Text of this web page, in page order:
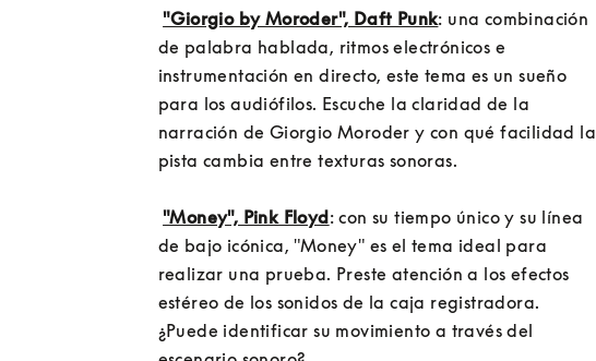
"Giorgio by Moroder", Daft Punk: una combinación
de palabra hablada, ritmos electrónicos e
instrumentación en directo, este tema es un sueño
para los audiófilos. Escuche la claridad de la
narración de Giorgio Moroder y con qué facilidad la
pista cambia entre texturas sonoras.
"Money", Pink Floyd: con su tiempo único y su línea
de bajo icónica, "Money" es el tema ideal para
realizar una prueba. Preste atención a los efectos
estéreo de los sonidos de la caja registradora.
¿Puede identificar su movimiento a través del